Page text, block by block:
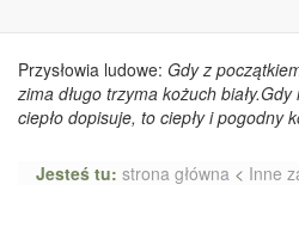
Przysłowia ludowe: Gdy z
zima długo trzyma kożuch
ciepło dopisuje, to ciepły i pogodny
Jesteś tu: strona główna < Inne